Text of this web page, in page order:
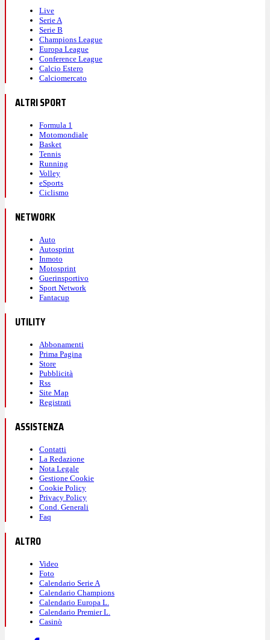
Live
Serie A
Serie B
Champions League
Europa League
Conference League
Calcio Estero
Calciomercato
ALTRI SPORT
Formula 1
Motomondiale
Basket
Tennis
Running
Volley
eSports
Ciclismo
NETWORK
Auto
Autosprint
Inmoto
Motosprint
Guerinsportivo
Sport Network
Fantacup
UTILITY
Abbonamenti
Prima Pagina
Store
Pubblicità
Rss
Site Map
Registrati
ASSISTENZA
Contatti
La Redazione
Nota Legale
Gestione Cookie
Cookie Policy
Privacy Policy
Cond. Generali
Faq
ALTRO
Video
Foto
Calendario Serie A
Calendario Champions
Calendario Europa L.
Calendario Premier L.
Casinò